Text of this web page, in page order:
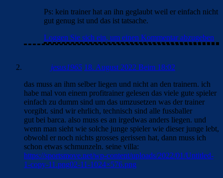
Ps: kein trainer hat an ihn geglaubt weil er einfach nicht
gut genug ist und das ist tatsache.
Loggen Sie sich ein, um einen Kommentar abzugeben
jesus1965 18. August 2022 Beim 18:02
das muss an ihm selber liegen und nicht an den trainern. ich
habe mal von einem profitrainer gelesen das viele gute spieler
einfach zu dumm sind um das umzusetzen was der trainer
vorgibt. sind wir ehrlich, technisch sind alle fussballer
gut bei barca. also muss es an irgedwas anders liegen. und
wenn man sieht wie solche junge spieler wie dieser junge lebt,
obwohl er noch nichts grosses gerissen hat, dann muss ich
schon etwas schmunzeln. seine villa:
https://sportsmove.net/wp-content/uploads/2022/01/Untitled-
1-copy-11.png02-11-1024×576.png